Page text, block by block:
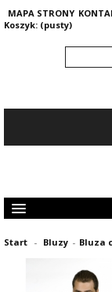
MAPA STRONY
Koszyk: (pusty)
KOLEKCJA DAMSKA
OPINIE KLIENTÓW
Start - Bluzy - Bluza